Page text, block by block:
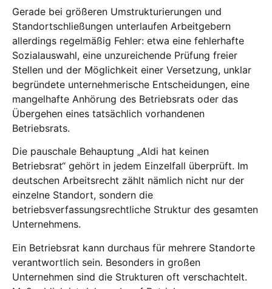
Gerade bei größeren Umstrukturierungen und
Standortschließungen unterlaufen Arbeitgebern
allerdings regelmäßig Fehler: etwa eine fehlerhafte
Sozialauswahl, eine unzureichende Prüfung freier
Stellen und der Möglichkeit einer Versetzung, unklar
begründete unternehmerische Entscheidungen, eine
mangelhafte Anhörung des Betriebsrats oder das
Übergehen eines tatsächlich vorhandenen
Betriebsrats.
Die pauschale Behauptung „Aldi hat keinen
Betriebsrat“ gehört in jedem Einzelfall überprüft. Im
deutschen Arbeitsrecht zählt nämlich nicht nur der
einzelne Standort, sondern die
betriebsverfassungsrechtliche Struktur des gesamten
Unternehmens.
Ein Betriebsrat kann durchaus für mehrere Standorte
verantwortlich sein. Besonders in großen
Unternehmen sind die Strukturen oft verschachtelt.